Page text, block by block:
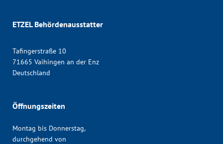
ETZEL Behördenausstatter
Tafingerstraße 10
71665 Vaihingen an der Enz
Deutschland
Öffnungszeiten
Montag bis Donnerstag,
durchgehend von